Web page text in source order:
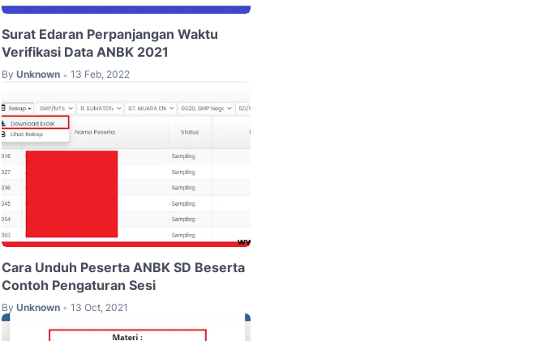
Surat Edaran Perpanjangan Waktu
Verifikasi Data ANBK 2021
By Unknown • 13 Feb, 2022
Cara Unduh Peserta ANBK SD Beserta
Contoh Pengaturan Sesi
By Unknown • 13 Oct, 2021